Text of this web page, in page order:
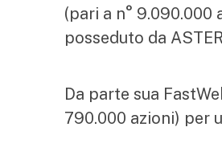
(pari a n° 9.090.000
posseduto da
Da parte sua
790.000 azioni) per